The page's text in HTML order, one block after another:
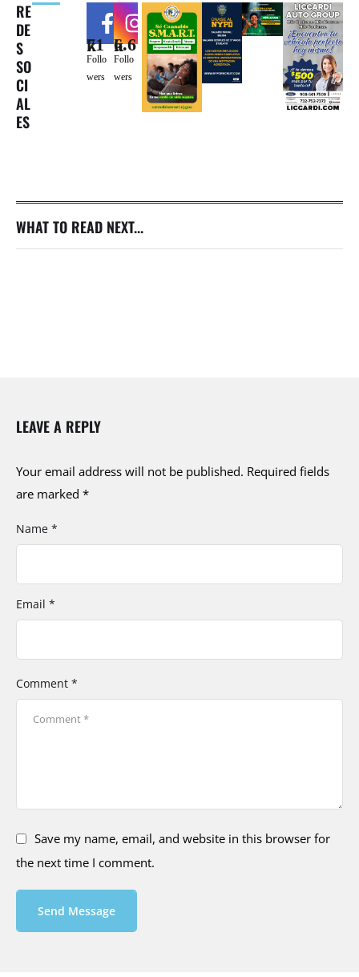
RE
DE
S
SO
CI
AL
ES
71k
Follo
wers
6.6k
Follo
wers
WHAT TO READ NEXT...
LEAVE A REPLY
Your email address will not be published. Required fields
are marked *
Comment *
Name *
Email *
Save my name, email, and website in this browser for
the next time I comment.
Send Message